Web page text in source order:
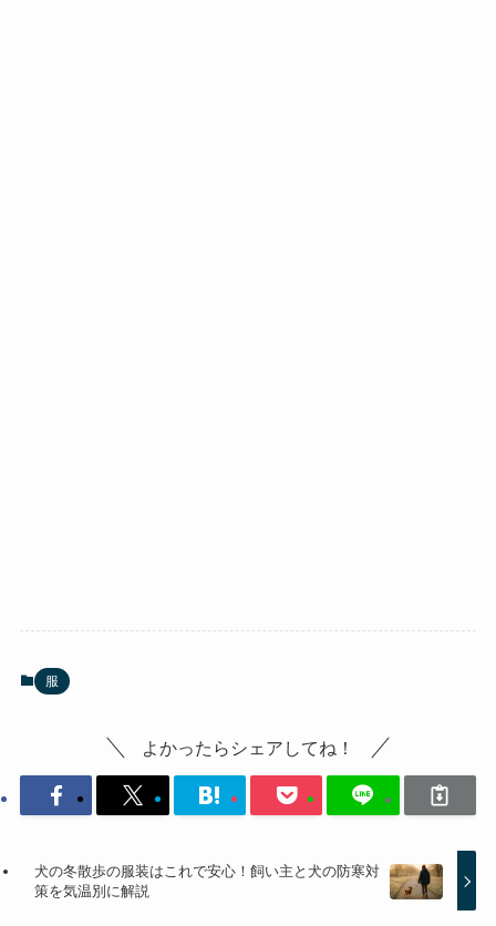
服
よかったらシェアしてね！
犬の冬散歩の服装はこれで安心！飼い主と犬の防寒対
策を気温別に解説